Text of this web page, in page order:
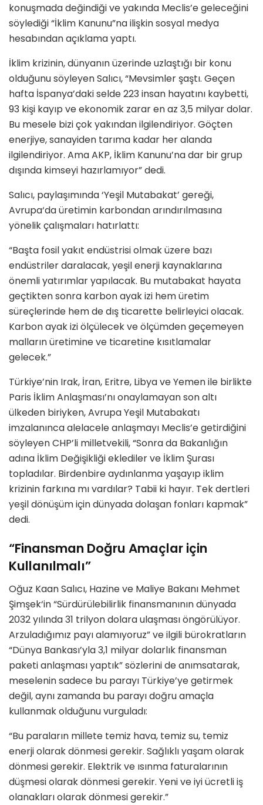
konuşmada değindiği ve yakında Meclis’e geleceğini
söylediği “İklim Kanunu”na ilişkin sosyal medya
hesabından açıklama yaptı.
İklim krizinin, dünyanın üzerinde uzlaştığı bir konu
olduğunu söyleyen Salıcı, “Mevsimler şaştı. Geçen
hafta İspanya’daki selde 223 insan hayatını kaybetti,
93 kişi kayıp ve ekonomik zarar en az 3,5 milyar dolar.
Bu mesele bizi çok yakından ilgilendiriyor. Göçten
enerjiye, sanayiden tarıma kadar her alanda
ilgilendiriyor. Ama AKP, İklim Kanunu’na dar bir grup
dışında kimseyi hazırlamıyor” dedi.
Salıcı, paylaşımında ‘Yeşil Mutabakat’ gereği,
Avrupa‘da üretimin karbondan arındırılmasına
yönelik çalışmaları hatırlattı:
“Başta fosil yakıt endüstrisi olmak üzere bazı
endüstriler daralacak, yeşil enerji kaynaklarına
önemli yatırımlar yapılacak. Bu mutabakat hayata
geçtikten sonra karbon ayak izi hem üretim
süreçlerinde hem de dış ticarette belirleyici olacak.
Karbon ayak izi ölçülecek ve ölçümden geçemeyen
malların üretimine ve ticaretine kısıtlamalar
gelecek.”
Türkiye’nin Irak, İran, Eritre, Libya ve Yemen ile birlikte
Paris İklim Anlaşması’nı onaylamayan son altı
ülkeden biriyken, Avrupa Yeşil Mutabakatı
imzalanınca alelacele anlaşmayı Meclis’e getirdiğini
söyleyen CHP’li milletvekili, “Sonra da Bakanlığın
adına İklim Değişikliği eklediler ve İklim Şurası
topladılar. Birdenbire aydınlanma yaşayıp iklim
krizinin farkına mı vardılar? Tabii ki hayır. Tek dertleri
yeşil dönüşüm için dünyada dolaşan fonları kapmak”
dedi.
“Finansman Doğru Amaçlar için
Kullanılmalı”
Oğuz Kaan Salıcı, Hazine ve Maliye Bakanı Mehmet
Şimşek‘in “Sürdürülebilirlik finansmanının dünyada
2032 yılında 31 trilyon dolara ulaşması öngörülüyor.
Arzuladığımız payı alamıyoruz” ve ilgili bürokratların
“Dünya Bankası’yla 3,1 milyar dolarlık finansman
paketi anlaşması yaptık” sözlerini de anımsatarak,
meselenin sadece bu parayı Türkiye’ye getirmek
değil, aynı zamanda bu parayı doğru amaçla
kullanmak olduğunu vurguladı:
“Bu paraların millete temiz hava, temiz su, temiz
enerji olarak dönmesi gerekir. Sağlıklı yaşam olarak
dönmesi gerekir. Elektrik ve ısınma faturalarının
düşmesi olarak dönmesi gerekir. Yeni ve iyi ücretli iş
olanakları olarak dönmesi gerekir.”